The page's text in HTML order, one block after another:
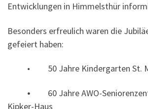
Entwicklungen in Himmelsthür
Besonders erfreulich waren die
gefeiert haben:
• 50 Jahre Kindergarten St.
• 60 Jahre AWO-
Kipker-Haus